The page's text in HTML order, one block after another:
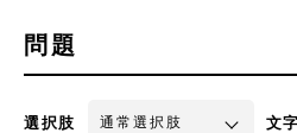
問題
選択肢 文字